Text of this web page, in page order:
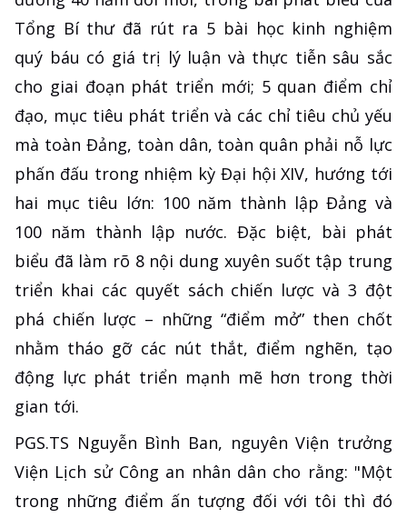
Tổng Bí thư đã rút ra 5 bài học kinh nghiệm
quý báu có giá trị lý luận và thực tiễn sâu sắc
cho giai đoạn phát triển mới; 5 quan điểm chỉ
đạo, mục tiêu phát triển và các chỉ tiêu chủ yếu
mà toàn Đảng, toàn dân, toàn quân phải nỗ lực
phấn đấu trong nhiệm kỳ Đại hội XIV, hướng tới
hai mục tiêu lớn: 100 năm thành lập Đảng và
100 năm thành lập nước. Đặc biệt, bài phát
biểu đã làm rõ 8 nội dung xuyên suốt tập trung
triển khai các quyết sách chiến lược và 3 đột
phá chiến lược – những “điểm mở” then chốt
nhằm tháo gỡ các nút thắt, điểm nghẽn, tạo
động lực phát triển mạnh mẽ hơn trong thời
gian tới.
PGS.TS Nguyễn Bình Ban, nguyên Viện trưởng
Viện Lịch sử Công an nhân dân cho rằng: "Một
trong những điểm ấn tượng đối với tôi thì đó